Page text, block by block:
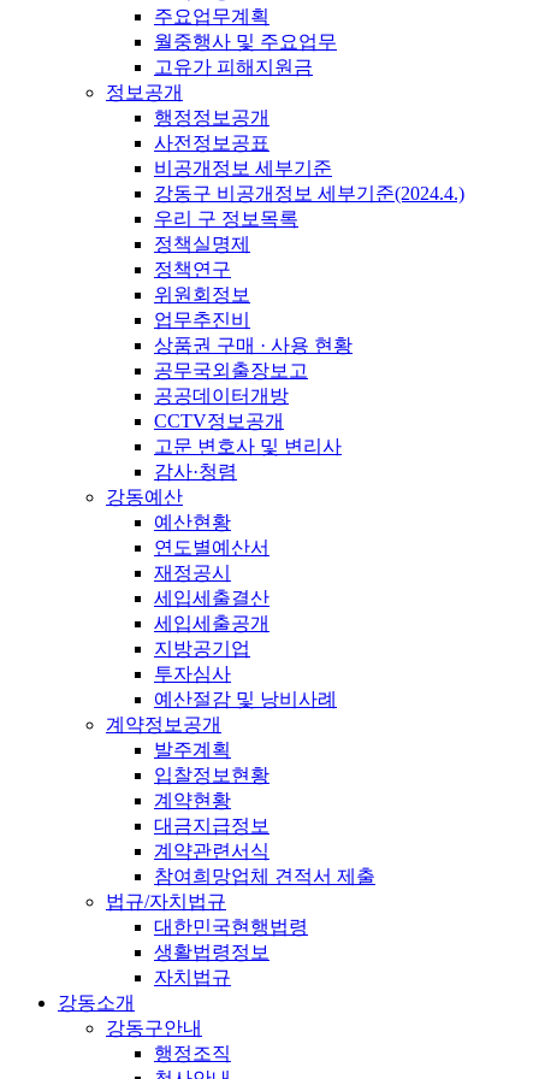
주요업무계획
월중행사 및 주요업무
고유가 피해지원금
정보공개
행정정보공개
사전정보공표
비공개정보 세부기준
강동구 비공개정보 세부기준(2024.4.)
우리 구 정보목록
정책실명제
정책연구
위원회정보
업무추진비
상품권 구매 · 사용 현황
공무국외출장보고
공공데이터개방
CCTV정보공개
고문 변호사 및 변리사
감사·청렴
강동예산
예산현황
연도별예산서
재정공시
세입세출결산
세입세출공개
지방공기업
투자심사
예산절감 및 낭비사례
계약정보공개
발주계획
입찰정보현황
계약현황
대금지급정보
계약관련서식
참여희망업체 견적서 제출
법규/자치법규
대한민국현행법령
생활법령정보
자치법규
강동소개
강동구안내
행정조직